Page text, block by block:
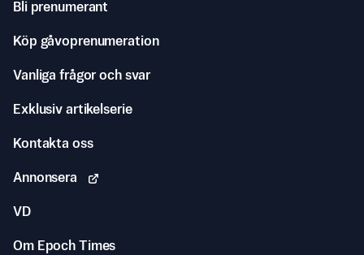
Bli prenumerant
Köp gåvoprenumeration
Vanliga frågor och svar
Exklusiv artikelserie
Kontakta oss
Annonsera
VD
Om Epoch Times